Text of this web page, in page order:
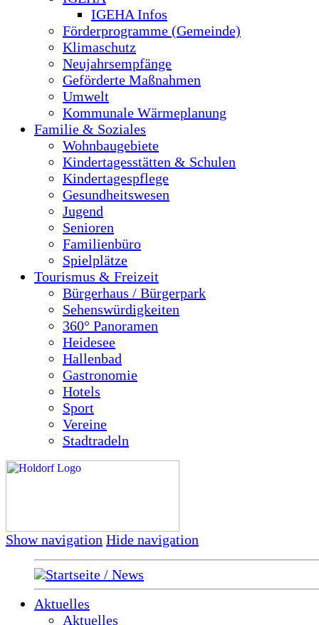
IGEHA Infos
Förderprogramme (Gemeinde)
Klimaschutz
Neujahrsempfänge
Geförderte Maßnahmen
Umwelt
Kommunale Wärmeplanung
Familie & Soziales
Wohnbaugebiete
Kindertagesstätten & Schulen
Kindertagespflege
Gesundheitswesen
Jugend
Senioren
Familienbüro
Spielplätze
Tourismus & Freizeit
Bürgerhaus / Bürgerpark
Sehenswürdigkeiten
360° Panoramen
Heidesee
Hallenbad
Gastronomie
Hotels
Sport
Vereine
Stadtradeln
Show navigation Hide navigation
Startseite / News
Aktuelles
Aktuelles